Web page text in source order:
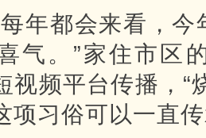
年都会来看，
气。”家住市区
视频平台传播，“
项习俗可以一直